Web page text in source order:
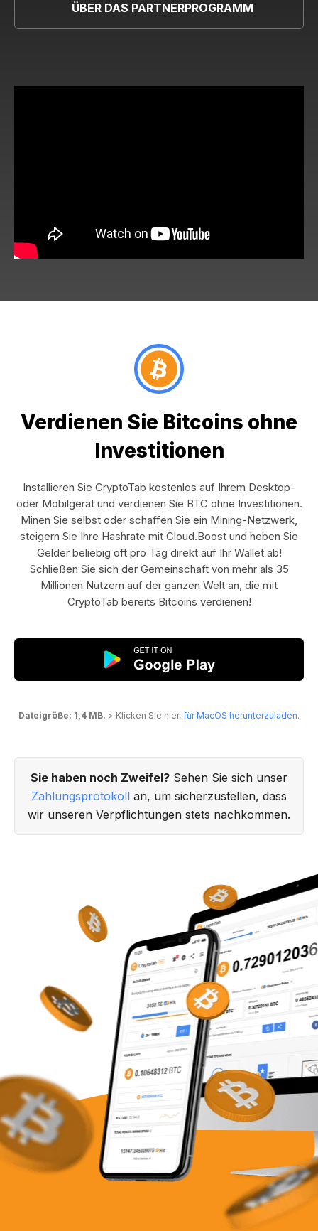
ÜBER DAS PARTNERPROGRAMM
Verdienen Sie Bitcoins ohne
Investitionen
Installieren Sie CryptoTab kostenlos auf Ihrem Desktop-
oder Mobilgerät und verdienen Sie BTC ohne Investitionen.
Minen Sie selbst oder schaffen Sie ein Mining-Netzwerk,
steigern Sie Ihre Hashrate mit Cloud.Boost und heben Sie
Gelder beliebig oft pro Tag direkt auf Ihr Wallet ab!
Schließen Sie sich der Gemeinschaft von mehr als 35
Millionen Nutzern auf der ganzen Welt an, die mit
CryptoTab bereits Bitcoins verdienen!
Dateigröße: 1,4 MB. > Klicken Sie hier, für MacOS herunterzuladen.
Sie haben noch Zweifel? Sehen Sie sich unser
Zahlungsprotokoll an, um sicherzustellen, dass
wir unseren Verpflichtungen stets nachkommen.